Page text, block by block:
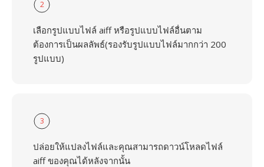
2
เลือกรูปแบบไฟล์ aiff หรือรูปแบบไฟล์อื่นตาม
ต้องการเป็นผลลัพธ์(รองรับรูปแบบไฟล์มากกว่า 200
รูปแบบ)
3
ปล่อยให้แปลงไฟล์และคุณสามารถดาวน์โหลดไฟล์
aiff ของคุณได้หลังจากนั้น